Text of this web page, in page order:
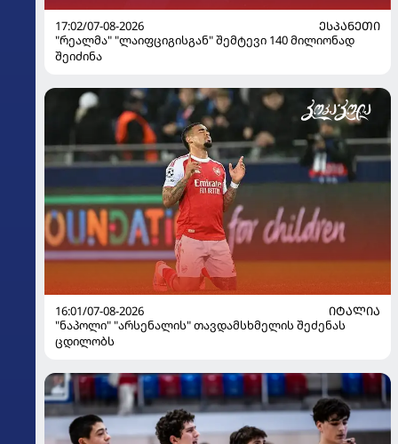
17:02/07-08-2026
ᲔᲡᲞᲐᲜᲔᲗᲘ
"რეალმა" "ლაიფციგისგან" შემტევი 140 მილიონად
შეიძინა
16:01/07-08-2026
ᲘᲢᲐᲚᲘᲐ
"ნაპოლი" "არსენალის" თავდამსხმელის შეძენას
ცდილობს